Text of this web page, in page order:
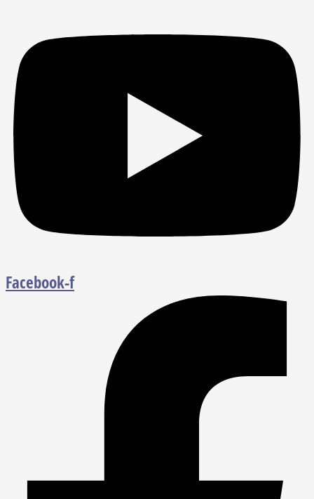
Facebook-f